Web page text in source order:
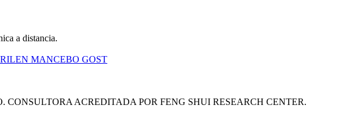
a distancia.
MANCEBO GOST
CONSULTORA ACREDITADA POR FENG SHUI RESEARCH CENTER.